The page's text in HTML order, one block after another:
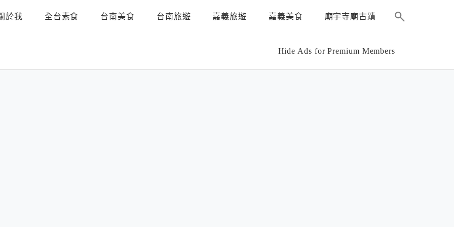
於我 全台素食 台南美食 台南旅遊 嘉義旅遊 嘉義美食 廟宇寺廟古蹟
Hide Ads for Premium Members